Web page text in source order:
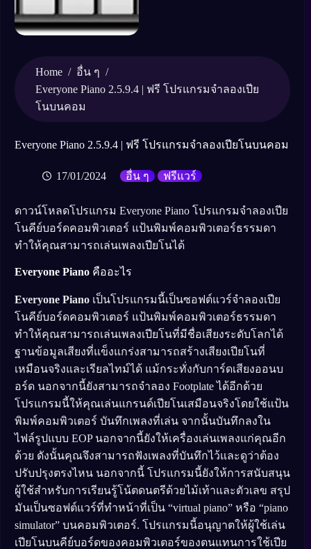
Home / อื่น ๆ /
Everyone Piano 2.5.9.4 | ฟรี โปรแกรมจำลองเปีย
โนบนคอม
Everyone Piano 2.5.9.4 | ฟรี โปรแกรมจำลองเปียโนบนคอม
17/01/2024 อื่น ๆ ฟรีแวร์
ดาวน์โหลดโปรแกรม Everyone Piano โปรแกรมจำลองเปีย
โนคีย์บอร์ดคอมพิวเตอร์ แป้นพิมพ์คอมพิวเตอร์ธรรมดา
ทำให้คุณสามารถเล่นเพลงเปียโนได้
Everyone Piano คืออะไร
Everyone Piano เป็นโปรแกรมนี้เป็นซอฟต์แวร์จำลองเปีย
โนคีย์บอร์ดคอมพิวเตอร์ แป้นพิมพ์คอมพิวเตอร์ธรรมดา
ทำให้คุณสามารถเล่นเพลงเปียโนที่มีชื่อเสียงระดับโลกได้
ฐานข้อมูลเสียงที่แข็งแกร่งสามารถสร้างเสียงเปียโนที่
เหมือนจริงและเรียลไทม์ได้ แม้กระทั่งกับการ์ดเสียงออนบ
อร์ด นอกจากนี้ยังสามารถจำลอง Footplate ได้อีกด้วย
โปรแกรมนี้ให้คุณเล่นแกรนด์เปียโนเสมือนจริงโดยใช้แป้น
พิมพ์คอมพิวเตอร์ บันทึกเพลงที่เล่น จากนั้นบันทึกลงใน
ไฟล์รูปแบบ EOP นอกจากนี้ยังให้เครื่องเล่นเพลงแก่คุณอีก
ด้วย ดังนั้นคุณจึงสามารถฟังเพลงที่บันทึกไว้และดูว่าต้อง
ปรับปรุงตรงไหน นอกจากนี้ โปรแกรมนี้ยังให้การสนับสนุน
ผู้ใช้สำหรับการเรียนรู้โน้ตดนตรีด้วยไม้เท้าและตัวเลข สรุป
มันเป็นซอฟต์แวร์ที่ทำหน้าที่เป็น “virtual piano” หรือ “piano
simulator” บนคอมพิวเตอร์. โปรแกรมนี้อนุญาตให้ผู้ใช้เล่น
เปียโนบนคีย์บอร์ดของคอมพิวเตอร์ของตนแทนการใช้เปีย